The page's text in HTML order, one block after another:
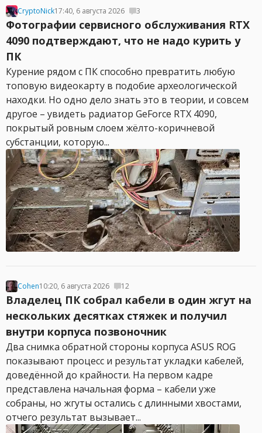
CryptoNick17:40, 6 августа 2026 3
Фотографии сервисного обслуживания RTX
4090 подтверждают, что не надо курить у
ПК
Курение рядом с ПК способно превратить любую
топовую видеокарту в подобие археологической
находки. Но одно дело знать это в теории, и совсем
другое – увидеть радиатор GeForce RTX 4090,
покрытый ровным слоем жёлто-коричневой
субстанции, которую...
Cohen10:20, 6 августа 2026 12
Владелец ПК собрал кабели в один жгут на
нескольких десятках стяжек и получил
внутри корпуса позвоночник
Два снимка обратной стороны корпуса ASUS ROG
показывают процесс и результат укладки кабелей,
доведённой до крайности. На первом кадре
представлена начальная форма – кабели уже
собраны, но жгуты остались с длинными хвостами,
отчего результат вызывает...